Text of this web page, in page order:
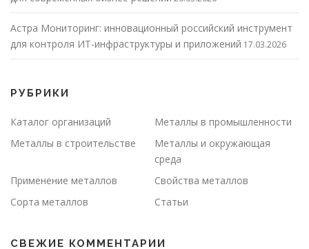
Астра Мониторинг: инновационный российский инструмент
для контроля ИТ-инфраструктуры и приложений 17.03.2026
РУБРИКИ
Каталог организаций
Металлы в промышленности
Металлы в строительстве
Металлы и окружающая
среда
Применение металлов
Свойства металлов
Сорта металлов
Статьи
СВЕЖИЕ КОММЕНТАРИИ